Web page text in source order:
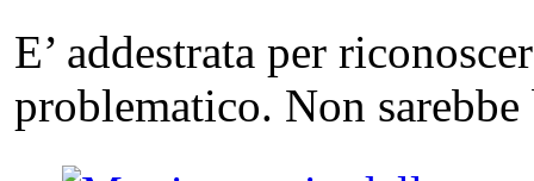
E’ addestrata per
problematico. Non